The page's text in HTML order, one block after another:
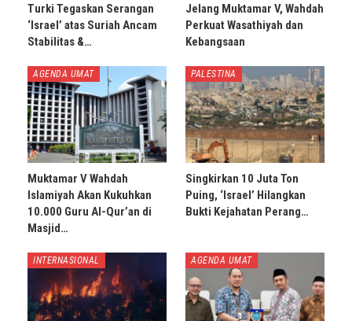
Turki Tegaskan Serangan
‘Israel’ atas Suriah Ancam
Stabilitas &…
Jelang Muktamar V, Wahdah
Perkuat Wasathiyah dan
Kebangsaan
AGENDA UMAT
Muktamar V Wahdah
Islamiyah Akan Kukuhkan
10.000 Guru Al-Qur’an di
Masjid…
PALESTINA
Singkirkan 10 Juta Ton
Puing, ‘Israel’ Hilangkan
Bukti Kejahatan Perang…
INTERNASIONAL AGENDA UMAT